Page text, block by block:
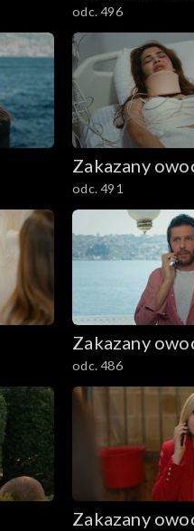
odc. 496
Zakazany
odc. 491
Zakazany
odc. 486
Zakazany